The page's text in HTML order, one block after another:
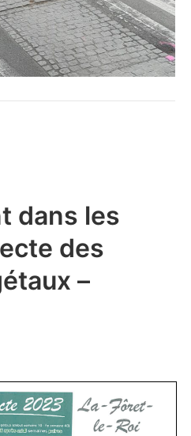
dans les
des
–